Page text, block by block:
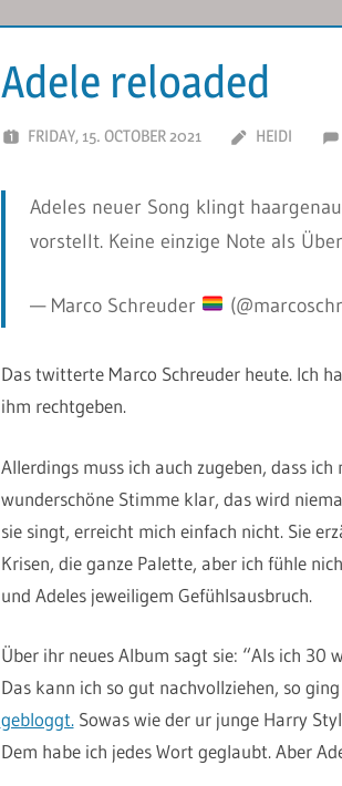
Adele reloaded
FRIDAY, 15. OCTOBER 2021 HEIDI
Adeles neuer Song klingt
vorstellt. Keine einzige Note als
— Marco Schreuder
Das twitterte Marco Schreuder heute. Ich
ihm rechtgeben.
Allerdings muss ich auch zugeben, dass
wunderschöne Stimme klar, das wird
sie singt, erreicht mich einfach nicht. Sie
Krisen, die ganze Palette, aber ich fühle
und Adeles jeweiligem Gefühlsausbruch.
Über ihr neues Album sagt sie: “Als ich 30
Das kann ich so gut nachvollziehen, so
gebloggt.Sowas wie der ur junge Harry
Dem habe ich jedes Wort geglaubt. Aber